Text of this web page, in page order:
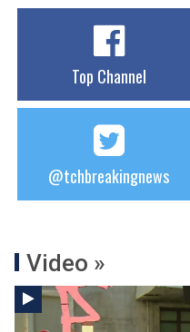
Top Channel
@tchbreakingnews
Video »